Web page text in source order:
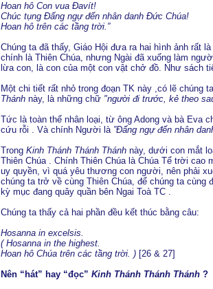
Hoan hô Con vua Ðavít!
Chúc tụng Ðấng ngự đến nhân danh Ðức Chúa!
Hoan hô trên các tầng trời.”
Chúng ta đã thấy, Giáo Hội đưa ra hai hình ảnh rất
chính là Thiên Chúa, nhưng Ngài đã xuống làm
lừa con, là con của một con vật chở đồ. Như sách
Một chi tiết rất nhỏ trong đoạn TK này ,có lẽ
Thánhnày, là những chữ "người đi trước, kẻ theo
Tức là toàn thể nhân loại, từ ông Adong và bà Eva
cứu rỗi . Và chính Người là ”Đấng ngự đến nhân
Trong Kinh Thánh Thánh Thánhnày, dưới con mắt
Thiên Chúa . Chính Thiên Chúa là Chúa Tể trời
uy quyền, vì quá yêu thương con người, nên phải
chúng ta trở về cùng Thiên Chúa, để chúng ta
kỳ mục đang quây quần bên Ngai Toà TC .
Chúng ta thấy cả hai phần đều kết thúc bằng câu:
Hosanna in excelsis.
( Hosanna in the highest.
Hoan hô Chúa trên các tầng trời. ) [26 & 27]
Nên “hát” hay “đọc” Kinh Thánh Thánh Thánh?